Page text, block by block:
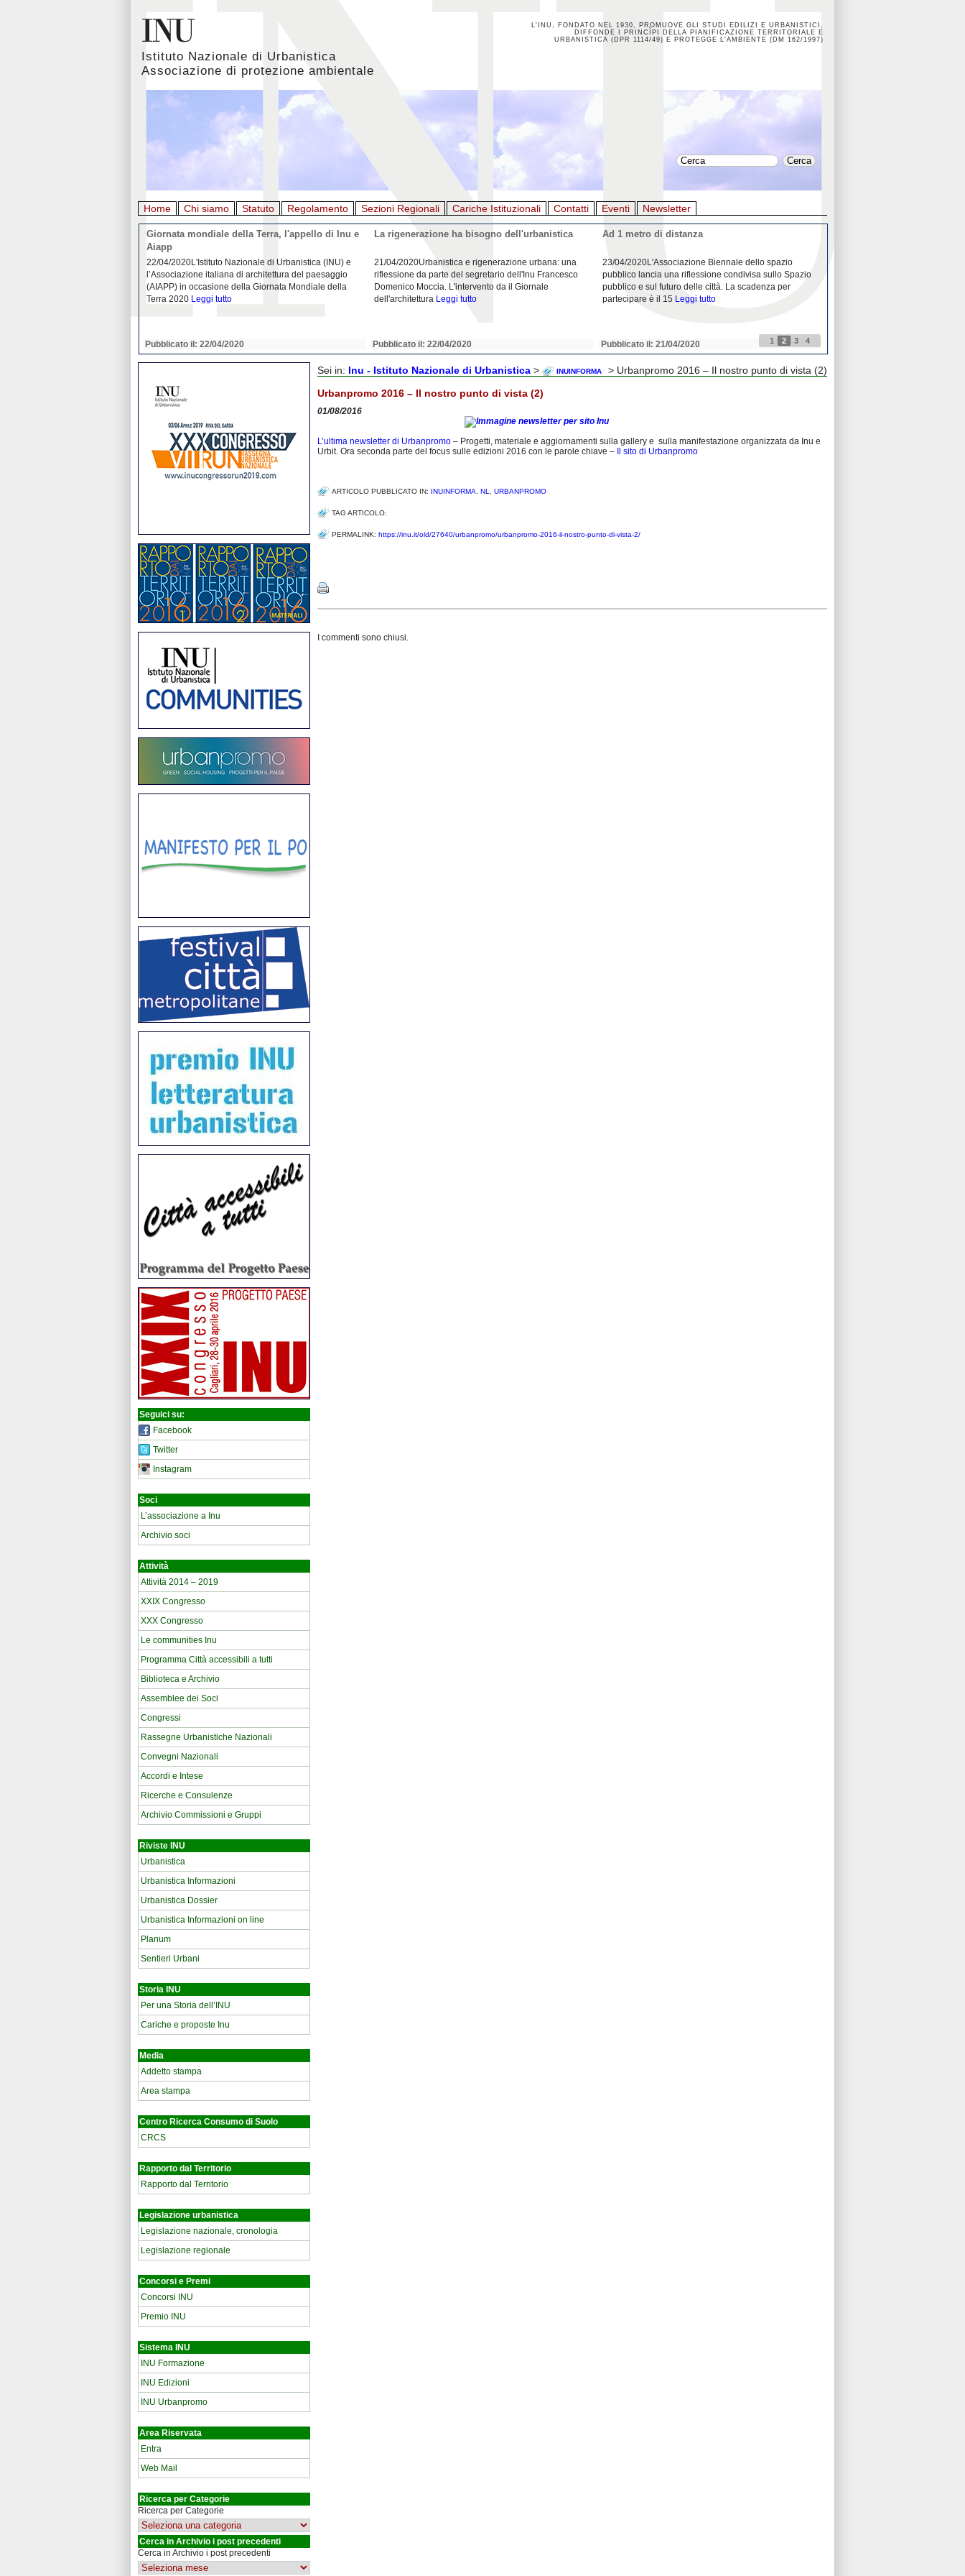
Istituto Nazionale di Urbanistica
Associazione di protezione ambientale
L'INU, FONDATO NEL 1930, PROMUOVE GLI STUDI EDILIZI E URBANISTICI,
DIFFONDE I PRINCÌPI DELLA PIANIFICAZIONE TERRITORIALE E
URBANISTICA (DPR 1114/49) E PROTEGGE L'AMBIENTE (DM 162/1997)
Home Chi siamo Statuto Regolamento Sezioni Regionali Cariche Istituzionali Contatti Eventi Newsletter
Giornata mondiale della Terra, l'appello di Inu e
Aiapp
22/04/2020L'Istituto Nazionale di Urbanistica (INU) e
l’Associazione italiana di architettura del paesaggio
(AIAPP) in occasione della Giornata Mondiale della
Terra 2020 Leggi tutto
Pubblicato il: 22/04/2020
La rigenerazione ha bisogno dell'urbanistica
21/04/2020Urbanistica e rigenerazione urbana: una
riflessione da parte del segretario dell'Inu Francesco
Domenico Moccia. L'intervento da il Giornale
dell'architettura Leggi tutto
Pubblicato il: 22/04/2020
Ad 1 metro di distanza
23/04/2020L'Associazione Biennale dello spazio
pubblico lancia una riflessione condivisa sullo Spazio
pubblico e sul futuro delle città. La scadenza per
partecipare è il 15 Leggi tutto
Pubblicato il: 21/04/2020 1 2 3 4
Seguici su:
Facebook
Twitter
Instagram
Soci
L’associazione a Inu
Archivio soci
Attività
Attività 2014 – 2019
XXIX Congresso
XXX Congresso
Le communities Inu
Programma Città accessibili a tutti
Biblioteca e Archivio
Assemblee dei Soci
Congressi
Rassegne Urbanistiche Nazionali
Convegni Nazionali
Accordi e Intese
Ricerche e Consulenze
Archivio Commissioni e Gruppi
Riviste INU
Urbanistica
Urbanistica Informazioni
Urbanistica Dossier
Urbanistica Informazioni on line
Planum
Sentieri Urbani
Storia INU
Per una Storia dell’INU
Cariche e proposte Inu
Media
Addetto stampa
Area stampa
Centro Ricerca Consumo di Suolo
CRCS
Rapporto dal Territorio
Rapporto dal Territorio
Legislazione urbanistica
Legislazione nazionale, cronologia
Legislazione regionale
Concorsi e Premi
Concorsi INU
Premio INU
Sistema INU
INU Formazione
INU Edizioni
INU Urbanpromo
Area Riservata
Entra
Web Mail
Ricerca per Categorie
Ricerca per Categorie
Cerca in Archivio i post precedenti
Cerca in Archivio i post precedenti
Sei in: Inu - Istituto Nazionale di Urbanistica > INUINFORMA
> Urbanpromo 2016 – Il nostro punto di vista (2)
Urbanpromo 2016 – Il nostro punto di vista (2)
01/08/2016
L’ultima newsletter di Urbanpromo – Progetti, materiale e aggiornamenti sulla gallery e sulla manifestazione organizzata da Inu e
Urbit. Ora seconda parte del focus sulle edizioni 2016 con le parole chiave –
Il sito di Urbanpromo
ARTICOLO PUBBLICATO IN: INUINFORMA NL URBANPROMO
TAG ARTICOLO:
PERMALINK: https://inu.it/old/27640/urbanpromo/urbanpromo-2016-il-nostro-punto-di-vista-2/
I commenti sono chiusi.